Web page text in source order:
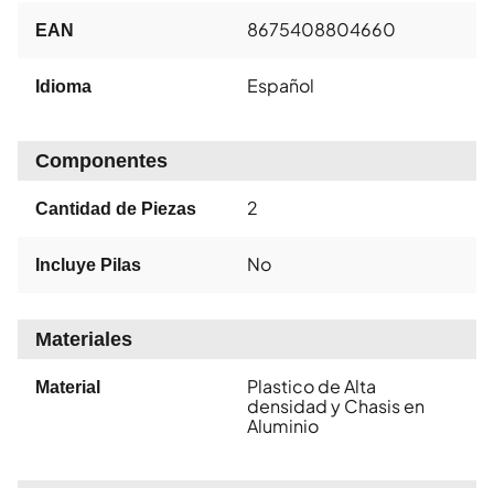
EAN 8675408804660
Idioma Español
Componentes
Cantidad de Piezas 2
Incluye Pilas No
Materiales
Material
Plastico de Alta
densidad y Chasis en
Aluminio